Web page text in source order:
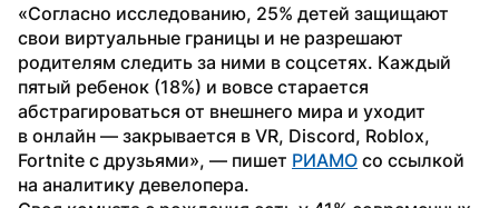
«Согласно исследованию, 25% детей защищают
свои виртуальные границы и не разрешают
родителям следить за ними в соцсетях. Каждый
пятый ребенок (18%) и вовсе старается
абстрагироваться от внешнего мира и уходит
в онлайн — закрывается в VR, Discord, Roblox,
Fortnite с друзьями», — пишет РИАМО со ссылкой
на аналитику девелопера.